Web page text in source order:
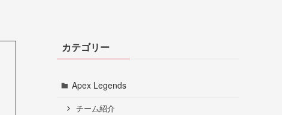
カテゴリー
Apex Legends
チーム紹介